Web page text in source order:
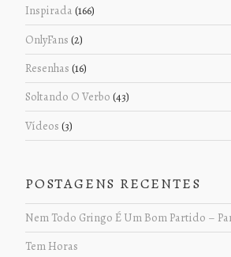
Inspirada (166)
OnlyFans (2)
Resenhas (16)
Soltando O Verbo (43)
Vídeos (3)
POSTAGENS RECENTES
Nem Todo Gringo É Um Bom Partido –
Tem Horas